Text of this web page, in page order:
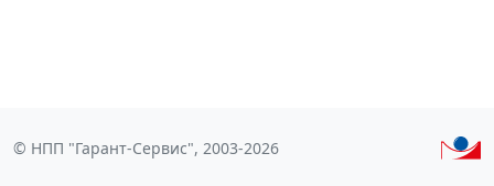
© НПП "Гарант-Сервис", 2003-2026